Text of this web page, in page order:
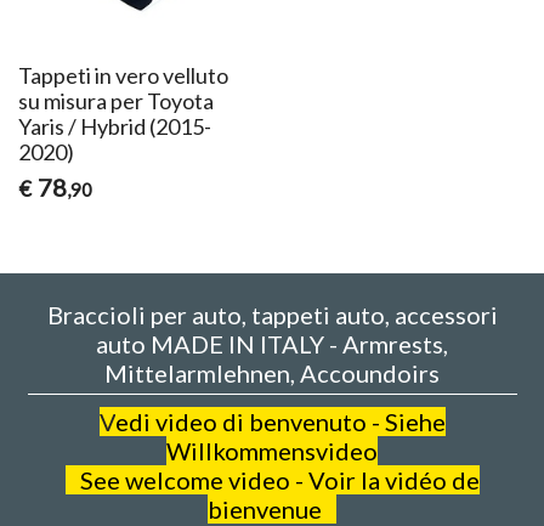
Tappeti in vero velluto
su misura per Toyota
Yaris / Hybrid (2015-
2020)
€ 78,90
Braccioli per auto, tappeti auto, accessori
auto MADE IN ITALY - Armrests,
Mittelarmlehnen, Accoundoirs
Vedi video di benvenuto - Siehe
Willkommensvideo
See welcome video - Voir la vidéo de
bienvenue